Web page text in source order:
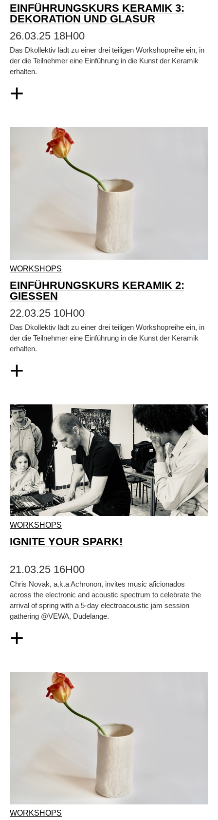
EINFÜHRUNGSKURS KERAMIK 3:
DEKORATION UND GLASUR
26.03.25 18H00
Das Dkollektiv lädt zu einer drei teiligen Workshopreihe ein, in
der die Teilnehmer eine Einführung in die Kunst der Keramik
erhalten.
+
WORKSHOPS
EINFÜHRUNGSKURS KERAMIK 2:
GIESSEN
22.03.25 10H00
Das Dkollektiv lädt zu einer drei teiligen Workshopreihe ein, in
der die Teilnehmer eine Einführung in die Kunst der Keramik
erhalten.
+
WORKSHOPS
IGNITE YOUR SPARK!
21.03.25 16H00
Chris Novak, a.k.a Achronon, invites music aficionados
across the electronic and acoustic spectrum to celebrate the
arrival of spring with a 5-day electroacoustic jam session
gathering @VEWA, Dudelange.
+
WORKSHOPS